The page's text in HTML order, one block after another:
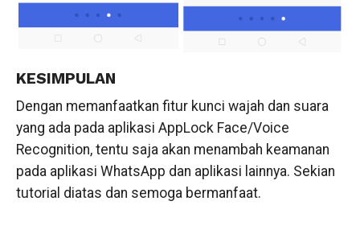
KESIMPULAN
Dengan memanfaatkan fitur kunci wajah dan suara
yang ada pada aplikasi AppLock Face/Voice
Recognition, tentu saja akan menambah keamanan
pada aplikasi WhatsApp dan aplikasi lainnya. Sekian
tutorial diatas dan semoga bermanfaat.